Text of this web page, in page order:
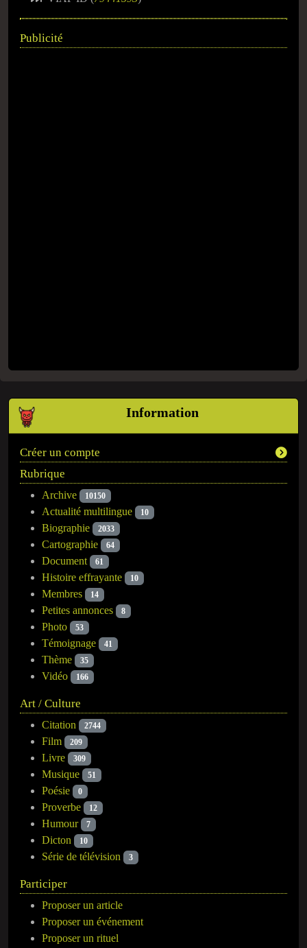
Information
Créer un compte
Rubrique
Archive 10150
Actualité multilingue 10
Biographie 2033
Cartographie 64
Document 61
Histoire effrayante 10
Membres 14
Petites annonces 8
Photo 53
Témoignage 41
Thème 35
Vidéo 166
Art / Culture
Citation 2744
Film 209
Livre 309
Musique 51
Poésie 0
Proverbe 12
Humour 7
Dicton 10
Série de télévision 3
Participer
Proposer un article
Proposer un événement
Proposer un rituel
Publicité